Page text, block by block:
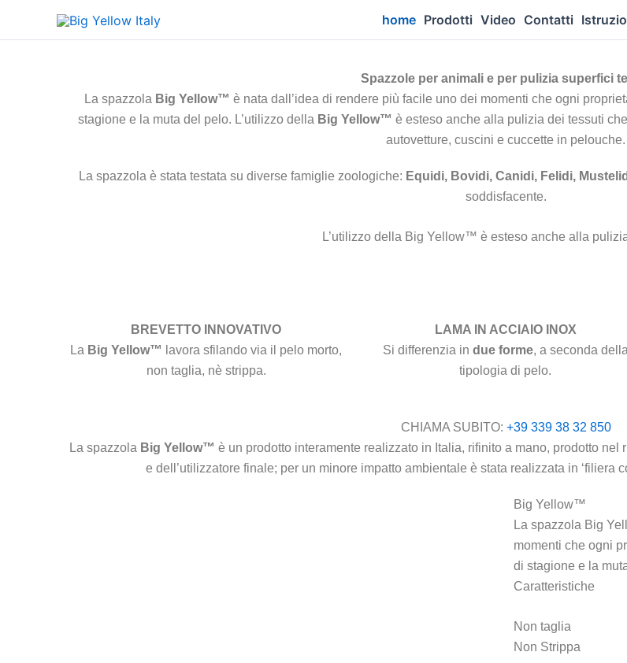
home Prodotti Video Contatti
Spazzole per animali e per pulizia superfici
La spazzola Big Yellow™ è nata dall’idea di rendere più facile uno dei momenti che ogni
stagione e la muta del pelo. L’utilizzo della Big Yellow™ è esteso anche alla pulizia dei tessuti
autovetture, cuscini e cuccette in pelouche.
La spazzola è stata testata su diverse famiglie zoologiche: Equidi, Bovidi, Canidi, Felidi,
soddisfacente.
L’utilizzo della Big Yellow™ è esteso anche alla
BREVETTO INNOVATIVO
La Big Yellow™ lavora sfilando via il pelo morto,
non taglia, nè strippa.
LAMA IN ACCIAIO INOX
Si differenzia in due forme, a seconda della
tipologia di pelo.
CHIAMA SUBITO: +39 339 38 32 850
La spazzola Big Yellow™ è un prodotto interamente realizzato in Italia, rifinito a mano, prodotto
e dell’utilizzatore finale; per un minore impatto ambientale è stata realizzata in ‘filiera
Big Yellow™
La spazzola Big
momenti che ogni
di stagione e la
Caratteristiche
Non taglia
Non Strippa